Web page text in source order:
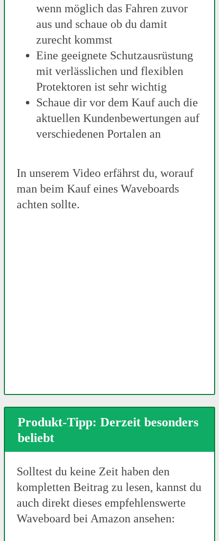
wenn möglich das Fahren zuvor
aus und schaue ob du damit
zurecht kommst
Eine geeignete Schutzausrüstung
mit verlässlichen und flexiblen
Protektoren ist sehr wichtig
Schaue dir vor dem Kauf auch die
aktuellen Kundenbewertungen auf
verschiedenen Portalen an
In unserem Video erfährst du, worauf
man beim Kauf eines Waveboards
achten sollte.
Produkt-Tipp: Derzeit besonders
beliebt
Solltest du keine Zeit haben den
kompletten Beitrag zu lesen, kannst du
auch direkt dieses empfehlenswerte
Waveboard bei Amazon ansehen: